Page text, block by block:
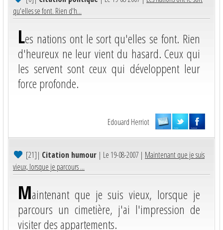
qu'elles se font. Rien d'h...
Les nations ont le sort qu'elles se font. Rien
d'heureux ne leur vient du hasard. Ceux qui
les servent sont ceux qui développent leur
force profonde.
Edouard Herriot
[21]| Citation humour | Le 19-08-2007 | Maintenant que je suis
vieux, lorsque je parcours ...
Maintenant que je suis vieux, lorsque je
parcours un cimetière, j'ai l'impression de
visiter des appartements.